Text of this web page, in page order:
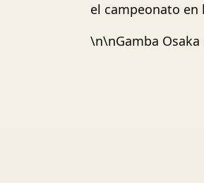
el campeonato
\n\nGamba Osaka